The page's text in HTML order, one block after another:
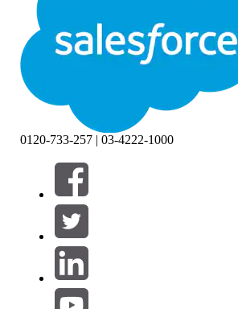
If you see delays longer than 3 days, or
displays unexpected references to
contact Tableau Technical Support for
その他のリソース
https://help.salesforce.com/s/
id=005299348&type=1
ナレッジ記事番号
005321716
この記事で問題は解決されま
0120-733-257 | 03-4222-1000